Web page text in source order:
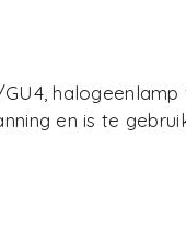
halogeenlamp
en is te